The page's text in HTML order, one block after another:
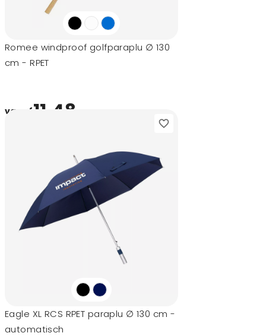
Romee windproof golfparaplu ∅ 130
cm - RPET
vanaf11,48
Eagle XL RCS RPET paraplu ∅ 130 cm -
automatisch